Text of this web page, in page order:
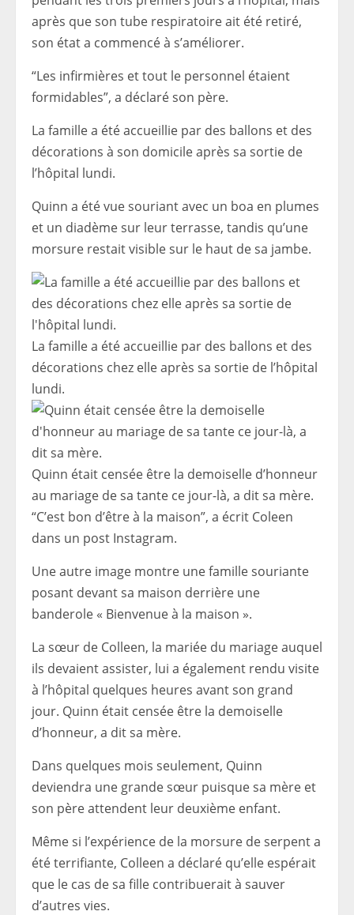
après que son tube respiratoire ait été retiré,
son état a commencé à s’améliorer.
“Les infirmières et tout le personnel étaient
formidables”, a déclaré son père.
La famille a été accueillie par des ballons et des
décorations à son domicile après sa sortie de
l’hôpital lundi.
Quinn a été vue souriant avec un boa en plumes
et un diadème sur leur terrasse, tandis qu’une
morsure restait visible sur le haut de sa jambe.
La famille a été accueillie par des ballons et des
décorations chez elle après sa sortie de l’hôpital
lundi.
Quinn était censée être la demoiselle d’honneur
au mariage de sa tante ce jour-là, a dit sa mère.
“C’est bon d’être à la maison”, a écrit Coleen
dans un post Instagram.
Une autre image montre une famille souriante
posant devant sa maison derrière une
banderole « Bienvenue à la maison ».
La sœur de Colleen, la mariée du mariage auquel
ils devaient assister, lui a également rendu visite
à l’hôpital quelques heures avant son grand
jour. Quinn était censée être la demoiselle
d’honneur, a dit sa mère.
Dans quelques mois seulement, Quinn
deviendra une grande sœur puisque sa mère et
son père attendent leur deuxième enfant.
Même si l’expérience de la morsure de serpent a
été terrifiante, Colleen a déclaré qu’elle espérait
que le cas de sa fille contribuerait à sauver
d’autres vies.